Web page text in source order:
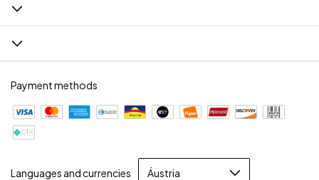
Payment methods
Languages and currencies